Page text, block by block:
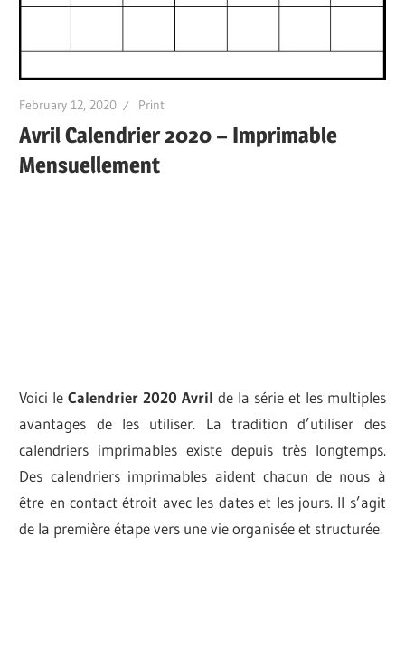
February 12, 2020 Print
Avril Calendrier 2020 – Imprimable
Mensuellement
Voici leCalendrier 2020 Avrilde la série et les multiples
avantages de les utiliser. La tradition d’utiliser des
calendriers imprimables existe depuis très longtemps.
Des calendriers imprimables aident chacun de nous à
être en contact étroit avec les dates et les jours. Il s’agit
de la première étape vers une vie organisée et structurée.